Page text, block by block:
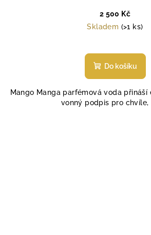
2 500 Kč
Skladem (>1 ks)
Do košíku
Mango Manga parfémová voda
vonný podpis pro chvíle,